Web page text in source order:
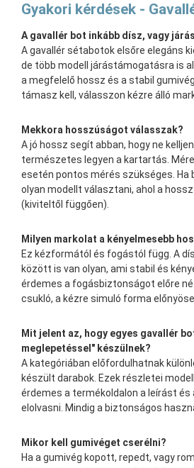
Gyakori kérdések -
A gavallér bot inkább dísz, vagy
A gavallér sétabotok elsőre elegáns
de több modell járástámogatásra is
a megfelelő hossz és a stabil
támasz kell, válasszon kézre álló
Mekkora hosszúságot válasszak?
A jó hossz segít abban, hogy ne
természetes legyen a kartartás.
esetén pontos mérés szükséges. Ha
olyan modellt választani, ahol a
(kiviteltől függően).
Milyen markolat a kényelmesebb
Ez kézformától és fogástól függ. A
között is van olyan, ami stabil és
érdemes a fogásbiztonságot előre
csukló, a kézre simuló forma
Mit jelent az, hogy egyes gavallér
meglepetéssel" készülnek?
A kategóriában előfordulhatnak
készült darabok. Ezek részletei
érdemes a termékoldalon a leírást és
elolvasni. Mindig a biztonságos
Mikor kell gumivéget cserélni?
Ha a gumivég kopott, repedt, vagy